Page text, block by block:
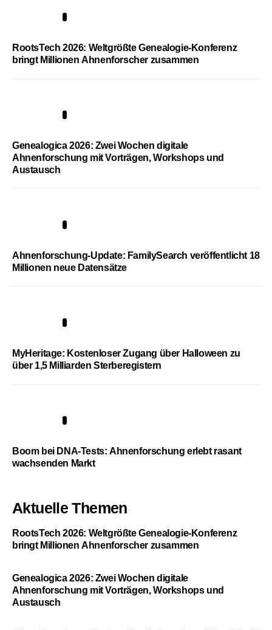
RootsTech 2026: Weltgrößte Genealogie-Konferenz
bringt Millionen Ahnenforscher zusammen
Genealogica 2026: Zwei Wochen digitale
Ahnenforschung mit Vorträgen, Workshops und
Austausch
Ahnenforschung-Update: FamilySearch veröffentlicht 18
Millionen neue Datensätze
MyHeritage: Kostenloser Zugang über Halloween zu
über 1,5 Milliarden Sterberegistern
Boom bei DNA-Tests: Ahnenforschung erlebt rasant
wachsenden Markt
Aktuelle Themen
RootsTech 2026: Weltgrößte Genealogie-Konferenz
bringt Millionen Ahnenforscher zusammen
Genealogica 2026: Zwei Wochen digitale
Ahnenforschung mit Vorträgen, Workshops und
Austausch